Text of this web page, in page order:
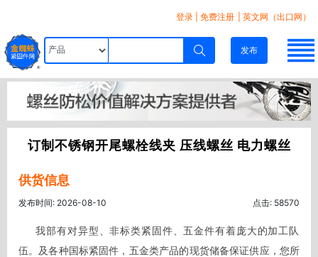
登录 免费注册 | 英文网（出口网）
发布
订制不锈钢开尾螺栓线夹 压线螺丝 电力螺丝
供货信息
发布时间: 2026-08-10 点击: 58570
     我部有对异型、非标类紧固件、五金件有着庞大的加工队
伍。及各种国标紧固件，五金类产品的现货储备保证供应，您所